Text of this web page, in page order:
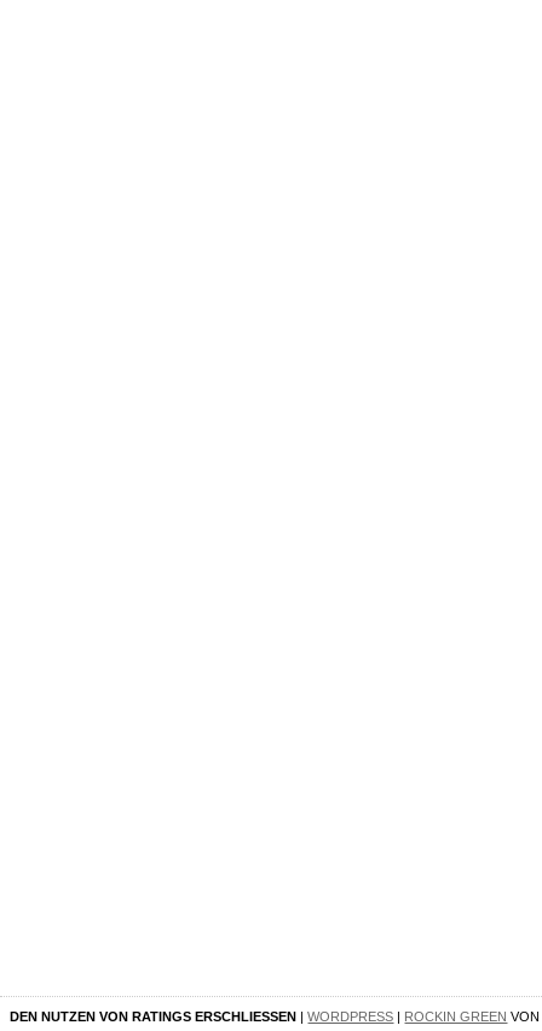
DEN NUTZEN VON RATINGS ERSCHLIESSEN |WORDPRESS | ROCKIN GREEN